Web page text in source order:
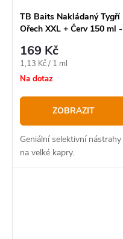
TB Baits Nakládaný Tygří
Ořech XXL + Červ 150 ml -
169 Kč
Měrná
cena:
1,13 Kč / 1 ml
Na dotaz
ZOBRAZIT
Geniální selektivní nástrahy
na velké kapry.